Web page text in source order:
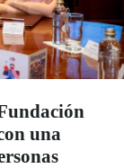
una